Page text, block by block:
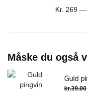
Kr. 269 —
Måske du også
Guld
kr.39.00